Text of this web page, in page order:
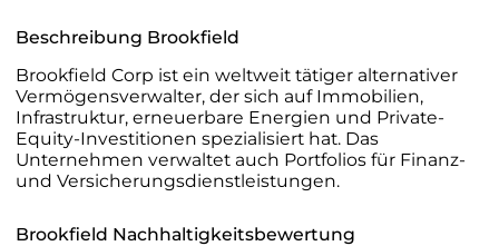
Beschreibung Brookfield
Brookfield Corp ist ein weltweit tätiger alternativer
Vermögensverwalter, der sich auf Immobilien,
Infrastruktur, erneuerbare Energien und Private-
Equity-Investitionen spezialisiert hat. Das
Unternehmen verwaltet auch Portfolios für Finanz-
und Versicherungsdienstleistungen.
Brookfield Nachhaltigkeitsbewertung